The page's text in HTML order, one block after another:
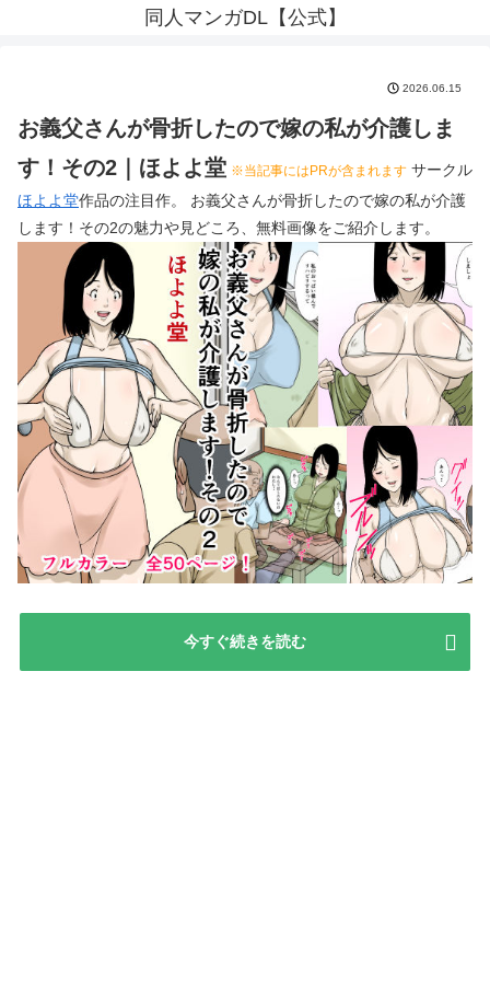
同人マンガDL【公式】
2026.06.15
お義父さんが骨折したので嫁の私が介護しま
す！その2｜ほよよ堂 ※当記事にはPRが含まれます サークル
ほよよ堂作品の注目作。 お義父さんが骨折したので嫁の私が介護
します！その2の魅力や見どころ、無料画像をご紹介します。
今すぐ続きを読む